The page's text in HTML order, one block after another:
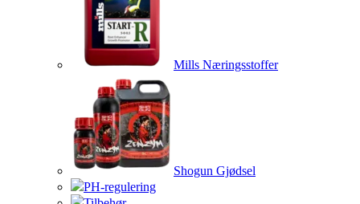
Mills Næringsstoffer
Shogun Gjødsel
PH-regulering